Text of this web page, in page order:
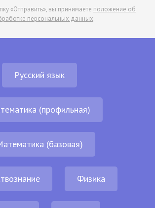
«Отправить», вы принимаете положение об
персональных данных.
Русский язык
(профильная)
(базовая)
Физика